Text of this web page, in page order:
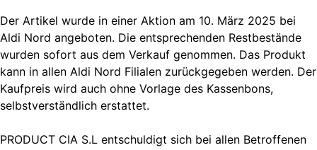
Der Artikel wurde in einer Aktion am 10. März 2025 bei
Aldi Nord angeboten. Die entsprechenden Restbestände
wurden sofort aus dem Verkauf genommen. Das Produkt
kann in allen Aldi Nord Filialen zurückgegeben werden. Der
Kaufpreis wird auch ohne Vorlage des Kassenbons,
selbstverständlich erstattet.
PRODUCT CIA S.L entschuldigt sich bei allen Betroffenen